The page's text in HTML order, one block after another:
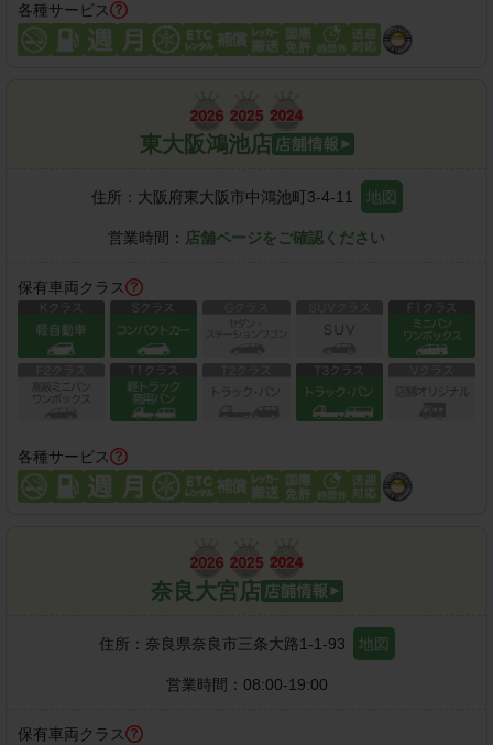
各種サービス
東大阪鴻池店
住所： 大阪府東大阪市中鴻池町3-4-11 地図
営業時間： 店舗ページをご確認ください
保有車両クラス
各種サービス
奈良大宮店
住所： 奈良県奈良市三条大路1-1-93 地図
営業時間： 08:00-19:00
保有車両クラス